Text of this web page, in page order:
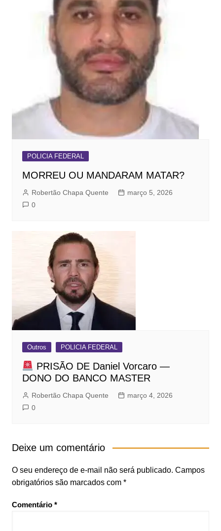
POLICIA FEDERAL
MORREU OU MANDARAM MATAR?
Robertão Chapa Quente
março 5, 2026
0
Outros POLICIA FEDERAL
PRISÃO DE Daniel Vorcaro —
DONO DO BANCO MASTER
Robertão Chapa Quente
março 4, 2026
0
Deixe um comentário
O seu endereço de e-mail não será publicado. Campos
obrigatórios são marcados com *
Comentário *